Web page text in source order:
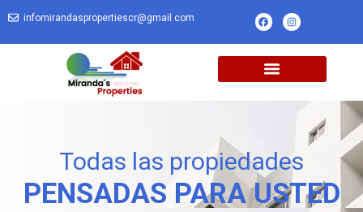
infomirandaspropertiescr@gmail.com
Todas las propiedades
PENSADAS PARA USTED